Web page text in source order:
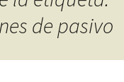
de pasivo